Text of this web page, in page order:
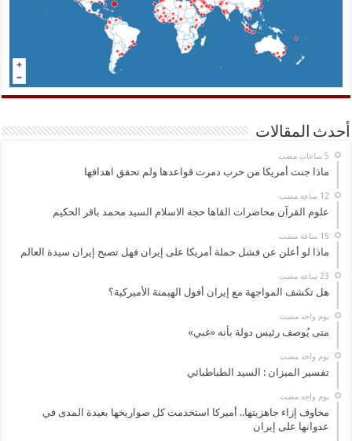
أحدث المقالات
ماذا جنت أمريكا من حرب دمرت قواعدها ولم تحقق اهدافها
علوم القرآن محاضرات القاها حجة الاسلام السيد محمد باقر الحكيم
ماذا لو أعلن عن فشل حملة أمريكا على إيران فهل تصبح إيران سيدة العالم
هل تكشف المواجهة مع إيران أفول الهيمنة الأميركية؟
‏يوم واحد مضت
متى يُوصف رئيس دولة بأنه «غبي»
‏يوم واحد مضت
تفسير الميزان : السيد الطباطبائي
‏يوم واحد مضت
مخاوف إزاء جاهزيتها.. أميركا استخدمت كل صواريخها بعيدة المدى في
عدوانها على إيران